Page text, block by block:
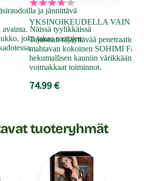
ja jännittävä
avainta. Näissä tyylikkäissä
joka takaa rautojen
YKSINOIKEUDELLA VAIN
Tajunnan räjäyttävää penetraatiota
mahtavan kokoinen SOHIMI
hekumallisen kauniin värikkään
voimakkaat toiminnot.
74.99 €
tuoteryhmät